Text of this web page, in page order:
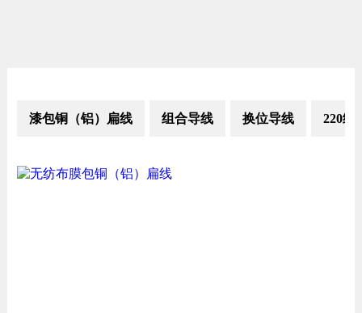
漆包铜（铝）扁线 组合导线 换位导线 220级